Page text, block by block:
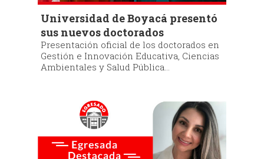
Universidad de Boyacá presentó
sus nuevos doctorados
Presentación oficial de los doctorados en
Gestión e Innovación Educativa, Ciencias
Ambientales y Salud Pública...